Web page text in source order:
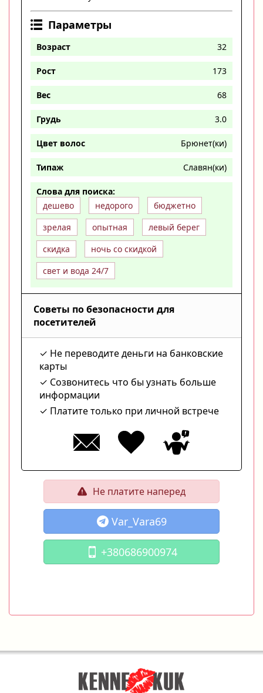
Параметры
Возраст 32
Рост 173
Вес 68
Грудь 3.0
Цвет волос Брюнет(ки)
Типаж Славян(ки)
Слова для поиска:
дешево
недорого
бюджетно
зрелая
опытная
левый берег
скидка
ночь со скидкой
свет и вода 24/7
Советы по безопасности для
посетителей
Не переводите деньги на банковские
карты
Созвонитесь что бы узнать больше
информации
Платите только при личной встрече
Не платите наперед
Var_Vara69
+380686900974